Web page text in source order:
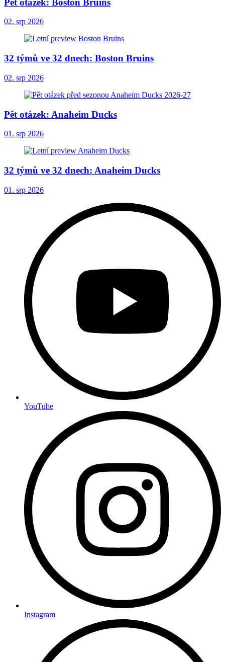
Pět otázek: Boston Bruins
02. srp 2026
32 týmů ve 32 dnech: Boston Bruins
02. srp 2026
Pět otázek: Anaheim Ducks
01. srp 2026
32 týmů ve 32 dnech: Anaheim Ducks
01. srp 2026
YouTube
Instagram